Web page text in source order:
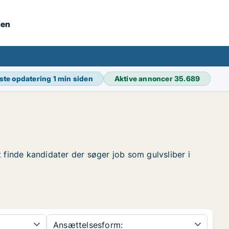
opdatering 1 min siden Aktive annoncer35.689
kandidater der søger job som gulvsliber i
Ansættelsesform: